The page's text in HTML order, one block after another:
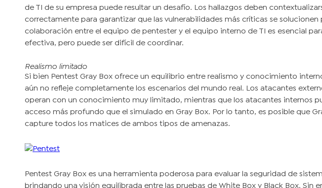
de TI de su empresa puede resultar un desafío. Los hallazgos deben
correctamente para garantizar que las vulnerabilidades más críticas se solucionen
colaboración entre el equipo de pentester y el equipo interno de TI es esencial
efectiva, pero puede ser difícil de coordinar.
Realismo limitado
Si bien Pentest Gray Box ofrece un equilibrio entre realismo y conocimiento
aún no refleje completamente los escenarios del mundo real. Los atacantes
operan con un conocimiento muy limitado, mientras que los atacantes internos
acceso más profundo que el simulado en Gray Box. Por lo tanto, es posible que
capture todos los matices de ambos tipos de amenazas.
Pentest Gray Box es una herramienta poderosa para evaluar la seguridad de
brindando una visión equilibrada entre las pruebas de White Box y Black Box. Sin